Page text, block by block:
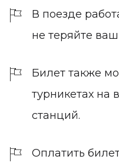
В поезде
не теряйте
Билет также
турникетах на
станций.
Оплатить